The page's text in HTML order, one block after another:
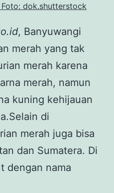
dok.shutterstock
, Banyuwangi
merah yang tak
merah karena
merah, namun
kuning kehijauan
di
merah juga bisa
dan Sumatera. Di
dengan nama